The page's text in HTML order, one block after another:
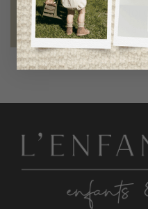
Fondation des
fiers de collaborer à